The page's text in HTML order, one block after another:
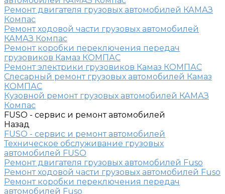
Ремонт двигателя грузовых автомобилей КАМАЗ
Компас
Ремонт ходовой части грузовых автомобилей
КАМАЗ Компас
Ремонт коробки переключения передач
грузовиков Камаз КОМПАС
Ремонт электрики грузовиков Камаз КОМПАС
Слесарный ремонт грузовых автомобилей Камаз
КОМПАС
Кузовной ремонт грузовых автомобилей КАМАЗ
Компас
FUSO - сервис и ремонт автомобилей
Назад
FUSO - сервис и ремонт автомобилей
Техническое обслуживание грузовых
автомобилей FUSO
Ремонт двигателя грузовых автомобилей Fuso
Ремонт ходовой части грузовых автомобилей Fuso
Ремонт коробки переключения передач
автомобилей Fuso